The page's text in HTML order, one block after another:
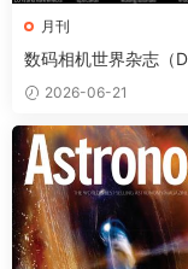
月刊
数码相机世界杂志（
mera World）2026年
2026-06-21